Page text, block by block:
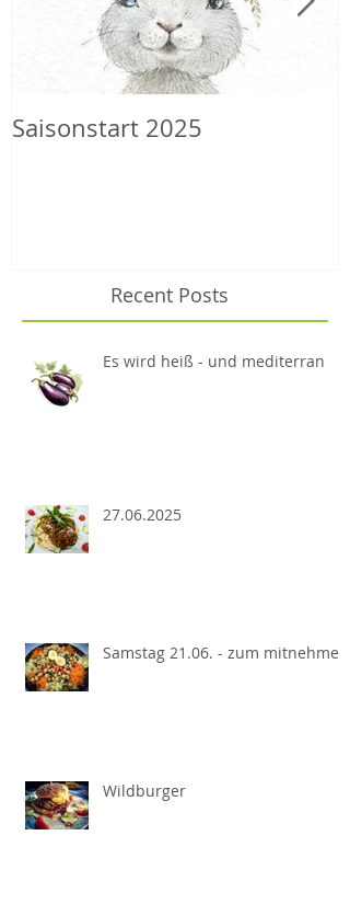
Saisonstart 2025
Recent Posts
Es wird heiß - und mediterran
27.06.2025
Samstag 21.06. - zum mitnehmen
Wildburger